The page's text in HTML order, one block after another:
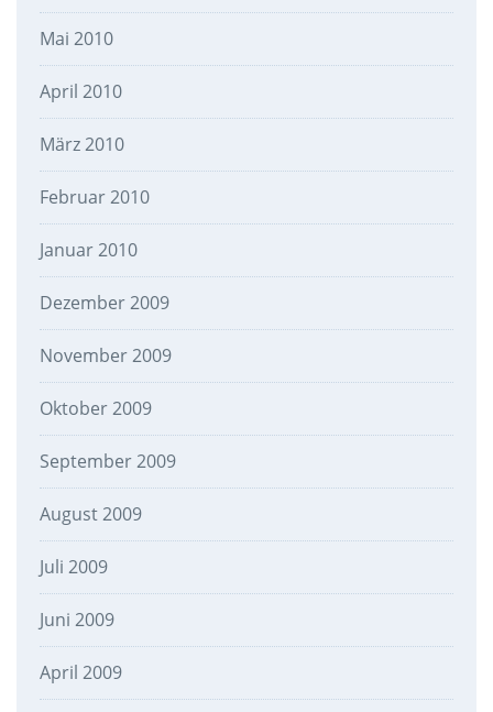
Mai 2010
April 2010
März 2010
Februar 2010
Januar 2010
Dezember 2009
November 2009
Oktober 2009
September 2009
August 2009
Juli 2009
Juni 2009
April 2009